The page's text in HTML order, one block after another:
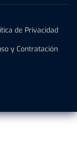
de Privacidad
y Contratación